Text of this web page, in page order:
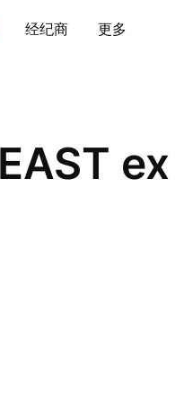
经纪商 更多